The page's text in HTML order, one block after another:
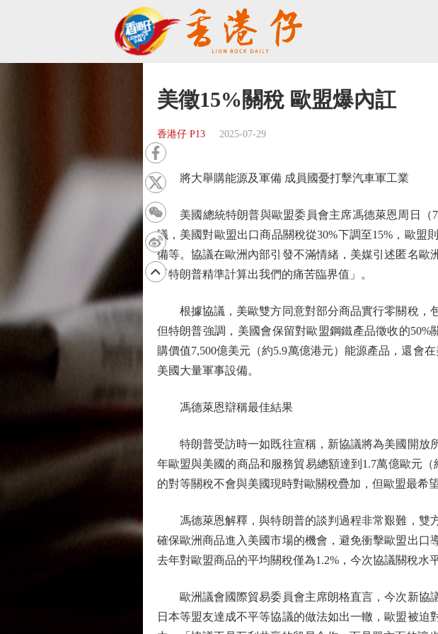
美徵15%關稅 歐盟爆內訌
香港仔 P13 2025-07-29
將大舉購能源及軍備 成員國憂打擊汽車軍工業
美國總統特朗普與歐盟委員會主席馮德萊恩周日（7
議，美國對歐盟出口商品關稅從30%下調至15%，歐
備等。協議在歐洲內部引發不滿情緒，美媒引述匿名
「特朗普精準計算出我們的痛苦臨界值」。
根據協議，美歐雙方同意對部分商品實行零關稅，包
但特朗普強調，美國會保留對歐盟鋼鐵產品徵收的
購價值7,500億美元（約5.9萬億港元）能源產品，還會
美國大量軍事設備。
馮德萊恩辯稱最佳結果
特朗普受訪時一如既往宣稱，新協議將為美國開放
年歐盟與美國的商品和服務貿易總額達到1.7萬億歐元
的對等關稅不會與美國現時對歐關稅疊加，但歐盟最希
馮德萊恩解釋，與特朗普的談判過程非常艱難，雙
確保歐洲商品進入美國市場的機會，避免衝擊歐盟出口
去年對歐盟商品的平均關稅僅為1.2%，今次協議關稅水
歐洲議會國際貿易委員會主席朗格直言，今次新協
日本等盟友達成不平等協議的做法如出一轍，歐盟被